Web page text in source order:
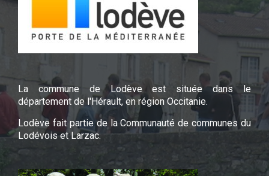
La commune de Lodève est située dans le
département de l'Hérault, en région Occitanie.
Lodève fait partie de la Communauté de communes du
Lodévois et Larzac.